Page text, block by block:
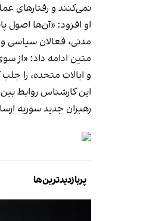
نمی‌کنند و رفتارهای
او افزود: «آن‌ها اصول
مدنی، فعالان سیاسی و
متین ادامه داد: «از
و ایالات متحده، را
این کارشناس روابط
رهبران جدید سوریه
پربازدیدترین‌ها